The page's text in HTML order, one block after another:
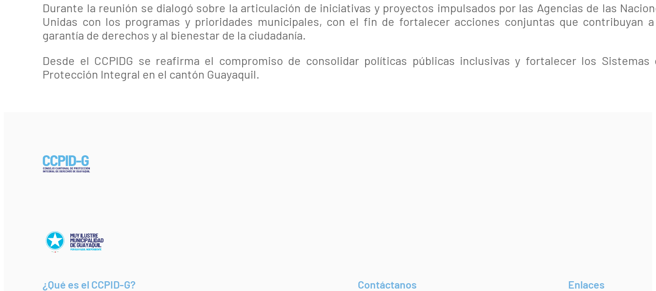
Durante la reunión se dialogó sobre la articulación de iniciativas y proyectos impulsados por las Agencias de las
Unidas con los programas y prioridades municipales, con el fin de fortalecer acciones conjuntas que contribuyan
garantía de derechos y al bienestar de la ciudadanía.
Desde el CCPIDG se reafirma el compromiso de consolidar políticas públicas inclusivas y fortalecer los Sistemas
Protección Integral en el cantón Guayaquil.
¿Qué es el CCPID-G? Contáctanos Enlaces